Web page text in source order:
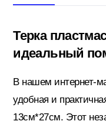
Кровельные
Ленты;
Терка
идеальный
В нашем интернет-
удобная и
13см*27см. Этот